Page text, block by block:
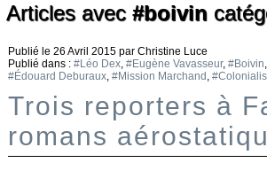
Articles avec #boivin
Publié le 26 Avril 2015 par Christine Luce
Publié dans : #Léo Dex, #Eugène Vavasseur, #Boivin,
#Édouard Deburaux, #Mission Marchand ,
Trois reporters à
romans